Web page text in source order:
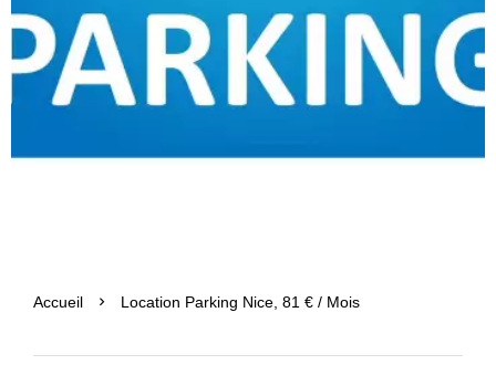
Accueil Location Parking Nice, 81 € / Mois